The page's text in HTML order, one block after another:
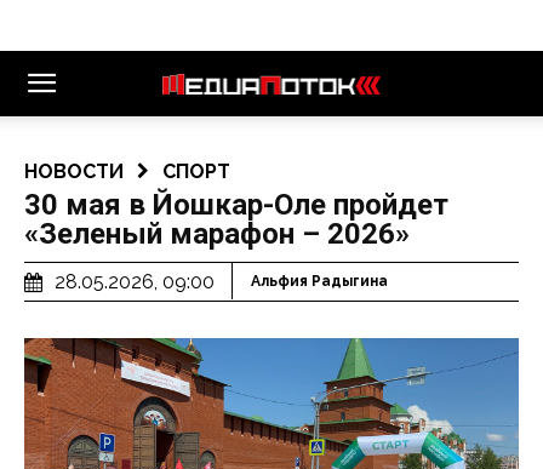
НОВОСТИ СПОРТ
‍30 мая в Йошкар-Оле пройдет
«Зеленый марафон – 2026»
28.05.2026, 09:00 Альфия Радыгина